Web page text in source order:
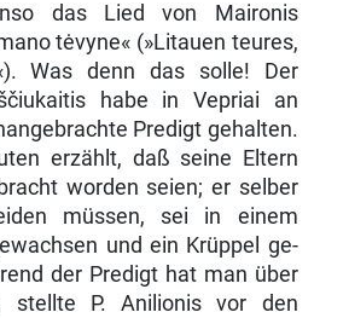
das Lied von Maironis
tėvyne« (»Litauen teures,
Was denn das solle! Der
habe in Vepriai an
Predigt gehalten.
erzählt, daß seine Eltern
worden seien; er selber
müssen, sei in einem
und ein Krüppel ge­
der Predigt hat man über
stellte P. Anilionis vor den